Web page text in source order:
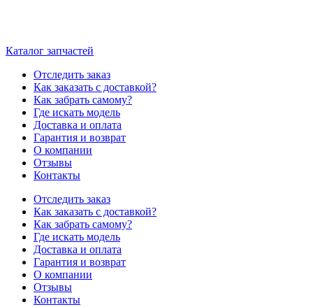
Каталог запчастей
Отследить заказ
Как заказать с доставкой?
Как забрать самому?
Где искать модель
Доставка и оплата
Гарантия и возврат
О компании
Отзывы
Контакты
Отследить заказ
Как заказать с доставкой?
Как забрать самому?
Где искать модель
Доставка и оплата
Гарантия и возврат
О компании
Отзывы
Контакты